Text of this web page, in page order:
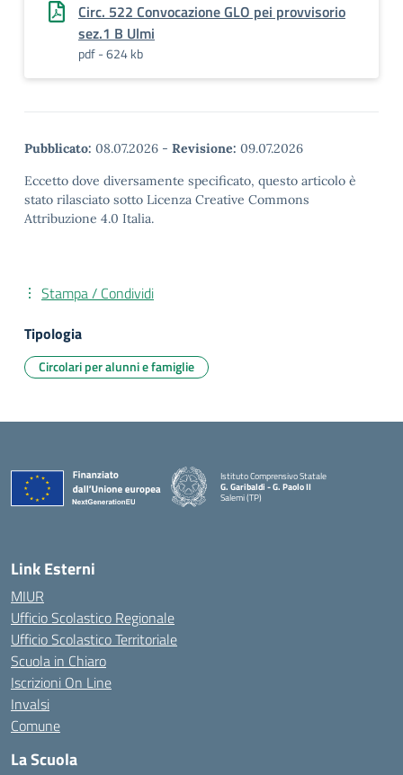
Circ. 522 Convocazione GLO pei provvisorio
sez.1 B Ulmi
pdf - 624 kb
Pubblicato: 08.07.2026 - Revisione: 09.07.2026
Eccetto dove diversamente specificato, questo articolo è
stato rilasciato sotto Licenza Creative Commons
Attribuzione 4.0 Italia.
Stampa / Condividi
Tipologia
Circolari per alunni e famiglie
Istituto Comprensivo Statale
G. Garibaldi - G. Paolo II
Salemi (TP)
Link Esterni
MIUR
Ufficio Scolastico Regionale
Ufficio Scolastico Territoriale
Scuola in Chiaro
Iscrizioni On Line
Invalsi
Comune
La Scuola